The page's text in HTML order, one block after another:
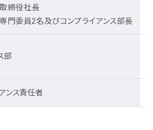
締役社長
門委員2名及びコンプライアンス部長
部
ンス責任者